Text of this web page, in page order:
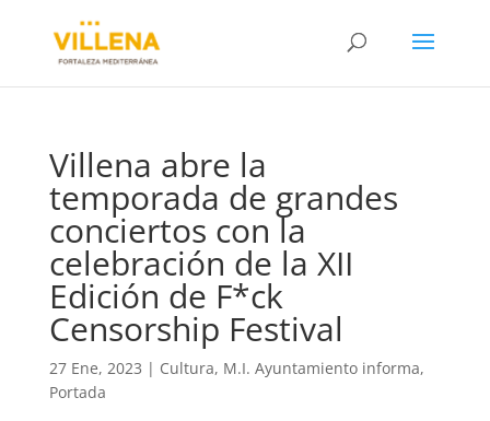
Villena abre la
temporada de grandes
conciertos con la
celebración de la XII
Edición de F*ck
Censorship Festival
27 Ene, 2023 | Cultura, M.I. Ayuntamiento informa,
Portada